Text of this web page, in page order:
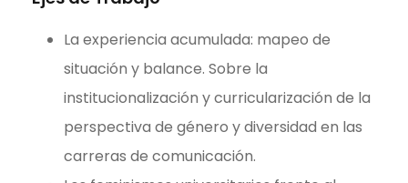
La experiencia acumulada: mapeo de
situación y balance. Sobre la
institucionalización y curricularización de la
perspectiva de género y diversidad en las
carreras de comunicación.